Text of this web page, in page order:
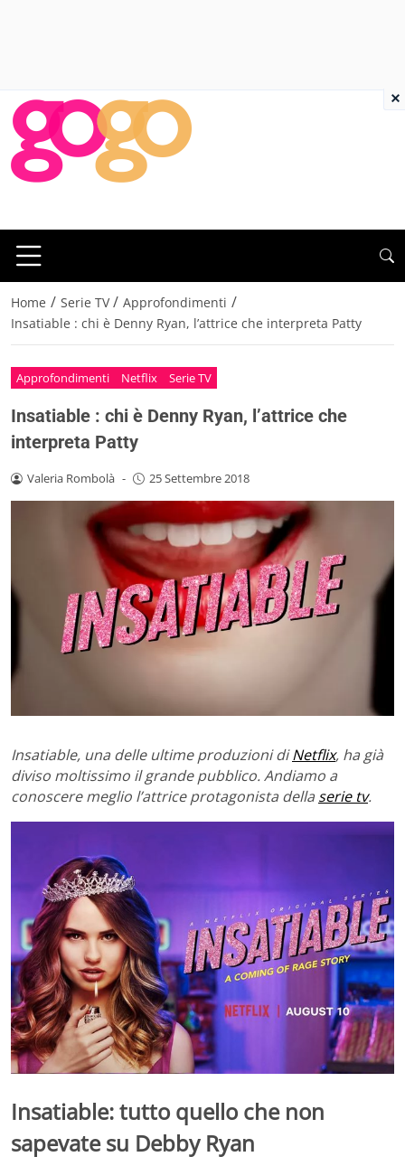
Home / Serie TV / Approfondimenti /
Insatiable : chi è Denny Ryan, l’attrice che interpreta Patty
Approfondimenti Netflix Serie TV
Insatiable : chi è Denny Ryan, l’attrice che
interpreta Patty
Valeria Rombolà - 25 Settembre 2018
Insatiable, una delle ultime produzioni diNetflix, ha già
diviso moltissimo il grande pubblico. Andiamo a
conoscere meglio l’attrice protagonista della serie tv.
Insatiable: tutto quello che non
sapevate su Debby Ryan
×